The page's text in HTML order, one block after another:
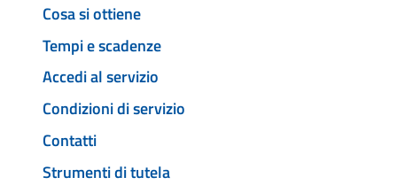
Cosa si ottiene
Tempi e scadenze
Accedi al servizio
Condizioni di servizio
Contatti
Strumenti di tutela